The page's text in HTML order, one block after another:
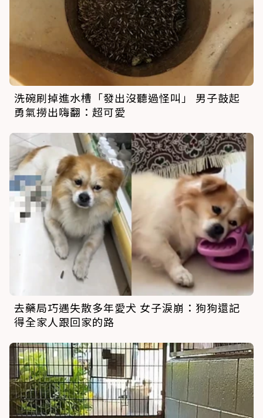
洗碗刷掉進水槽「發出沒聽過怪叫」 男子鼓起
勇氣撈出嗨翻：超可愛
去藥局巧遇失散多年愛犬 女子淚崩：狗狗還記
得全家人跟回家的路